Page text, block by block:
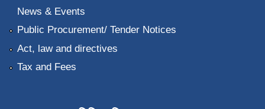
News & Events
Public Procurement/ Tender Notices
Act, law and directives
Tax and Fees